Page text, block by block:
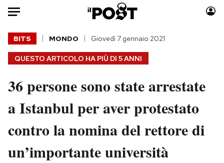
Auto
HOME
Italia
Politica
Tecnologia
Scienza
Moda
Consumismi
Storie/Idee
Media
QUESTO ARTICOLO HA PIÙ DI 5 ANNI
BITS MONDO Giovedì 7 gennaio 2021
36 persone sono state arrestate
a Istanbul per aver protestato
contro la nomina del rettore di
un’importante università